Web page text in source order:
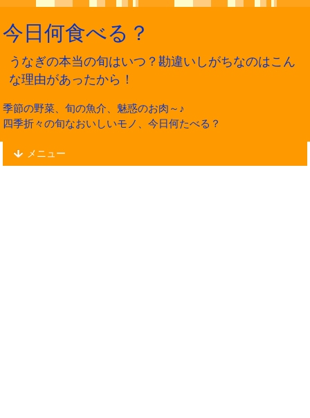
今日何食べる？
うなぎの本当の旬はいつ？勘違いしがちなのはこん
な理由があったから！
季節の野菜、旬の魚介、魅惑のお肉～♪
四季折々の旬なおいしいモノ、今日何たべる？
メニュー